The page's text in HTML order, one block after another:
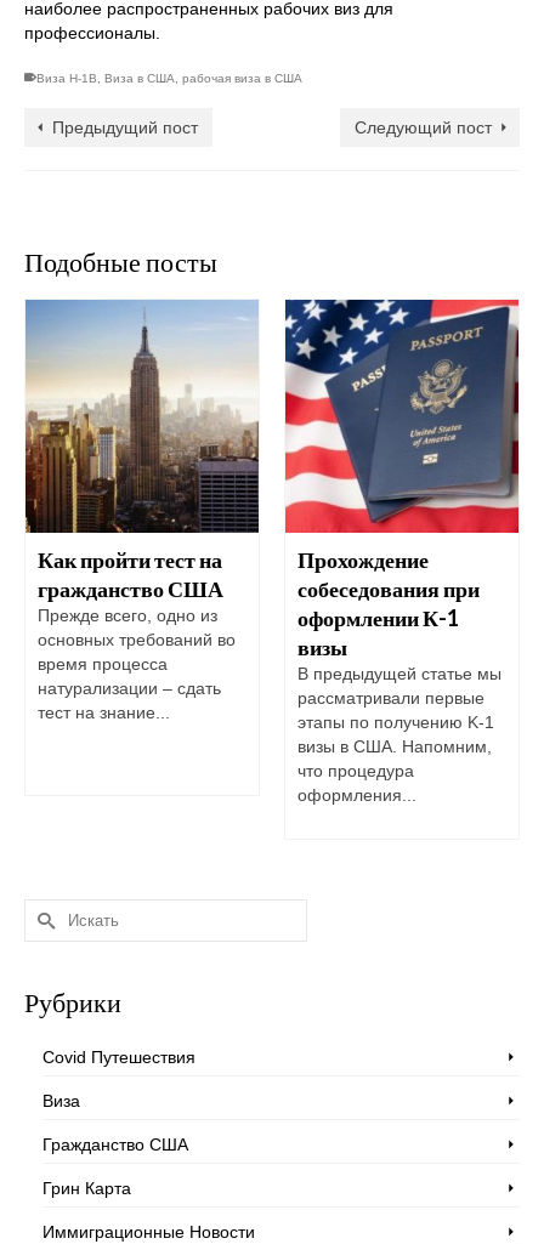
наиболее распространенных рабочих виз для
профессионалы.
Виза H-1B, Виза в США, рабочая виза в США
Предыдущий пост Следующий пост
Подобные посты
Как пройти тест на
гражданство США
Прежде всего, одно из
основных требований во
время процесса
натурализации – сдать
тест на знание...
Прохождение
собеседования при
оформлении К-1
визы
В предыдущей статье мы
рассматривали первые
этапы по получению K-1
визы в США. Напомним,
что процедура
оформления...
Искать:
Рубрики
Covid Путешествия
Виза
Гражданство США
Грин Карта
Иммиграционные Новости